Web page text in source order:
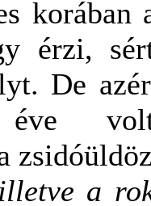
korában
érzi,
De
éve
a